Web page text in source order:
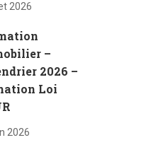
2026
–
2026 –
Loi
2026